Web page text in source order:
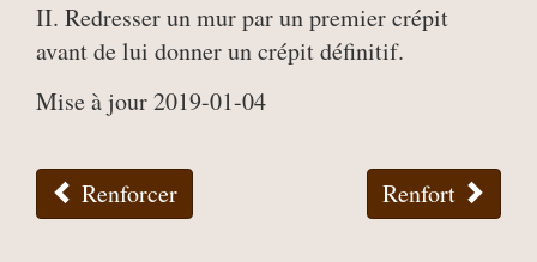
II. Redresser un mur par un premier crépit
avant de lui donner un crépit définitif.
Mise à jour 2019-01-04
Renforcer Renfort